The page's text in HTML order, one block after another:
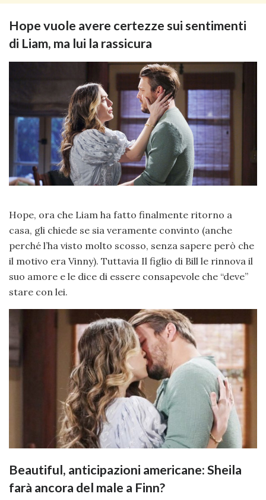
Hope vuole avere certezze sui sentimenti
di Liam, ma lui la rassicura
Hope, ora che Liam ha fatto finalmente ritorno a
casa, gli chiede se sia veramente convinto (anche
perché l’ha visto molto scosso, senza sapere però che
il motivo era Vinny). Tuttavia Il figlio di Bill le rinnova il
suo amore e le dice di essere consapevole che “deve”
stare con lei.
Beautiful, anticipazioni americane: Sheila
farà ancora del male a Finn?